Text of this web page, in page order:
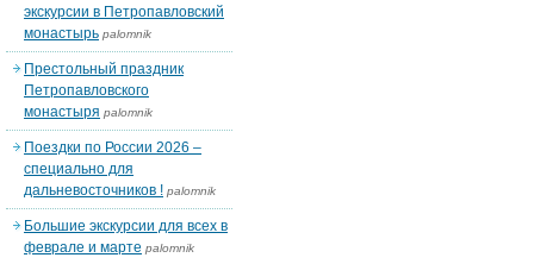
экскурсии в Петропавловский
монастырь palomnik
Престольный праздник
Петропавловского
монастыря palomnik
Поездки по России 2026 –
специально для
дальневосточников ! palomnik
Большие экскурсии для всех в
феврале и марте palomnik